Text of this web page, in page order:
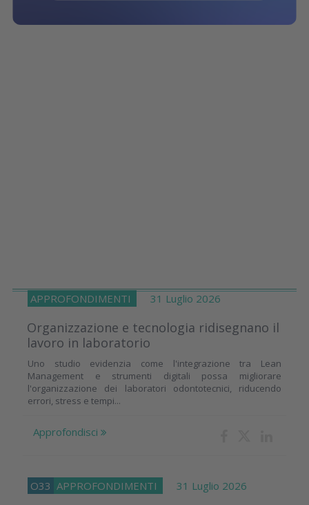
APPROFONDIMENTI 31 Luglio 2026
Organizzazione e tecnologia ridisegnano il
lavoro in laboratorio
Uno studio evidenzia come l'integrazione tra Lean
Management e strumenti digitali possa migliorare
l'organizzazione dei laboratori odontotecnici, riducendo
errori, stress e tempi...
Approfondisci
O33 APPROFONDIMENTI 31 Luglio 2026